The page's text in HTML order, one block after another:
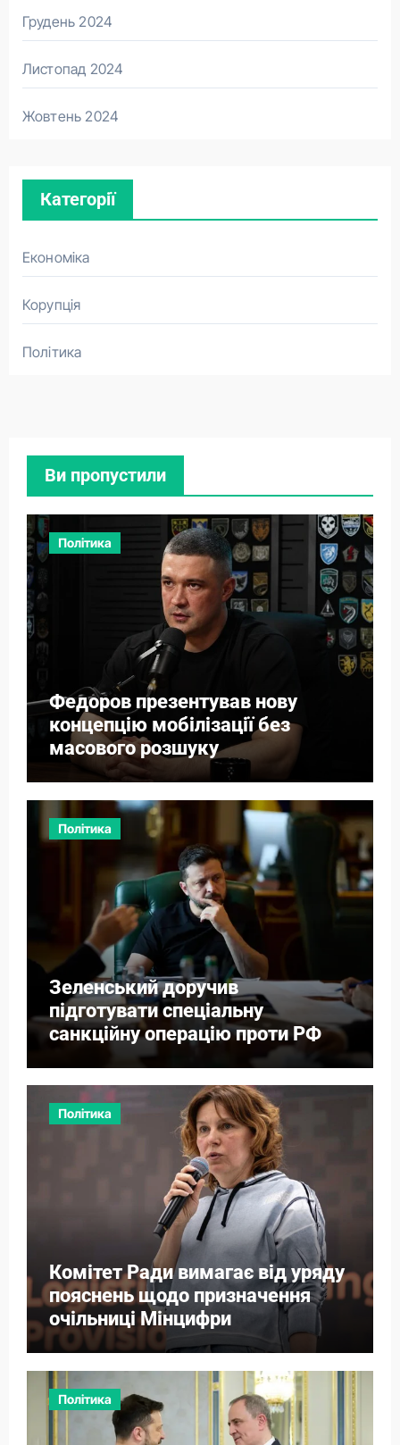
Грудень 2024
Листопад 2024
Жовтень 2024
Категорії
Економіка
Корупція
Політика
Ви пропустили
Політика
Федоров презентував нову
концепцію мобілізації без
масового розшуку
Політика
Зеленський доручив
підготувати спеціальну
санкційну операцію проти РФ
Політика
Комітет Ради вимагає від уряду
пояснень щодо призначення
очільниці Мінцифри
Політика